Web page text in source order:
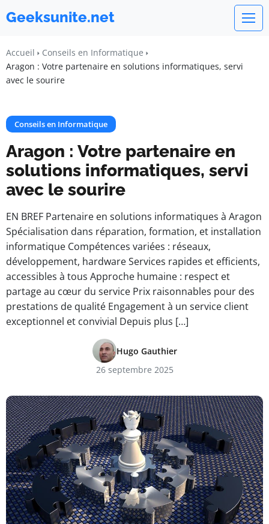
Geeksunite.net
Accueil
Conseils en Informatique
Aragon : Votre partenaire en solutions informatiques, servi
avec le sourire
Conseils en Informatique
Aragon : Votre partenaire en
solutions informatiques, servi
avec le sourire
EN BREF Partenaire en solutions informatiques à Aragon
Spécialisation dans réparation, formation, et installation
informatique Compétences variées : réseaux,
développement, hardware Services rapides et efficients,
accessibles à tous Approche humaine : respect et
partage au cœur du service Prix raisonnables pour des
prestations de qualité Engagement à un service client
exceptionnel et convivial Depuis plus […]
Hugo Gauthier
26 septembre 2025